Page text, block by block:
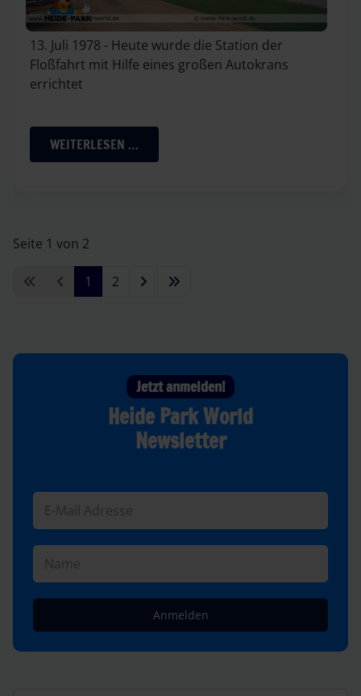
13. Juli 1978 - Heute wurde die Station der
Floßfahrt mit Hilfe eines großen Autokrans
errichtet
WEITERLESEN …
Seite 1 von 2
1 2
Jetzt anmelden!
Heide Park World
Newsletter
Anmelden